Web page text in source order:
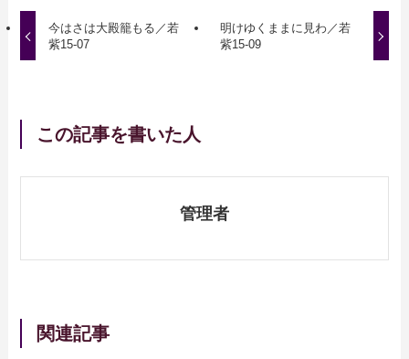
今はさは大殿籠もる／若
紫15-07
明けゆくままに見わ／若
紫15-09
この記事を書いた人
管理者
関連記事